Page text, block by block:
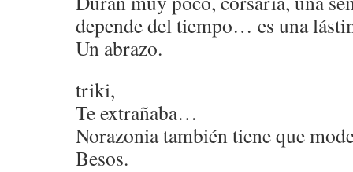
depende del tiempo… es una
Un abrazo.
triki,
Te extrañaba…
Norazonia también tiene que
Besos.